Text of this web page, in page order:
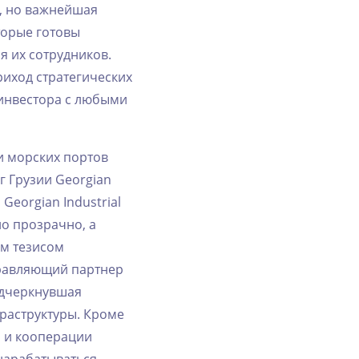
‌но‌ ‌важнейшая‌
‌готовы‌
‌сотрудников.‌
‌стратегических‌
‌с‌ ‌любыми‌
‌морских‌ ‌портов‌
‌Грузии‌ ‌Georgian‌
‌Georgian‌ ‌Industrial‌
‌прозрачно,‌ ‌а‌
‌тезисом‌
‌партнер‌
‌Кроме‌
‌и‌ ‌кооперации‌